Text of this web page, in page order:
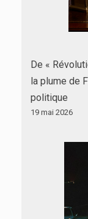
De «
la plume de
politique
19 mai 2026